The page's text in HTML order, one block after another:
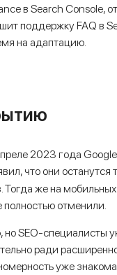
в Search Console,
поддержку FAQ в
на адаптацию.
2023 года
что они останутся
же на
отменили.
SEO-специалисты
ради
уже